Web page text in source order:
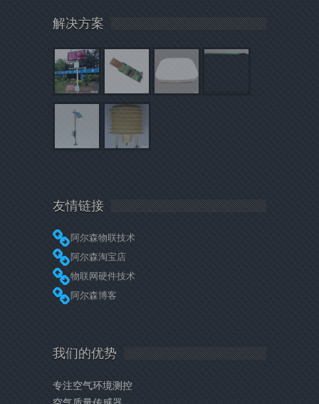
解决方案
友情链接
阿尔森物联技术
阿尔森淘宝店
物联网硬件技术
阿尔森博客
我们的优势
专注空气环境测控